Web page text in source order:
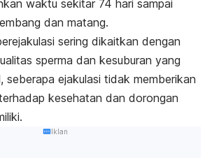
waktu sekitar 74 hari sampai
dan matang.
sering dikaitkan dengan
sperma dan kesuburan yang
seberapa ejakulasi tidak memberikan
kesehatan dan dorongan
Iklan